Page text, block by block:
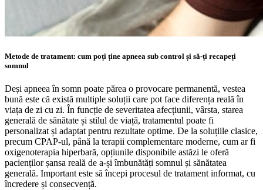
Metode de tratament: cum poți ține apneea sub control și să-ți recapeți
somnul
Deși apneea în somn poate părea o provocare permanentă, vestea
bună este că există multiple soluții care pot face diferența reală în
viața de zi cu zi. În funcție de severitatea afecțiunii, vârsta, starea
generală de sănătate și stilul de viață, tratamentul poate fi
personalizat și adaptat pentru rezultate optime. De la soluțiile clasice,
precum CPAP-ul, până la terapii complementare moderne, cum ar fi
oxigenoterapia hiperbară, opțiunile disponibile astăzi le oferă
pacienților șansa reală de a-și îmbunătăți somnul și sănătatea
generală. Important este să începi procesul de tratament informat, cu
încredere și consecvență.